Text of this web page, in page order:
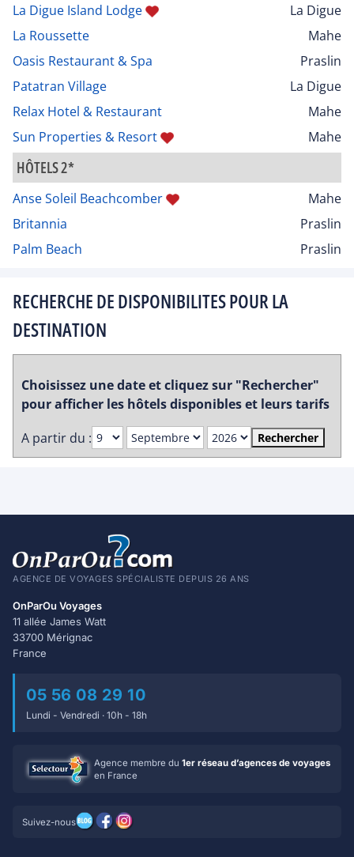
La Digue Island Lodge
La Digue
La Roussette
Mahe
Oasis Restaurant & Spa
Praslin
Patatran Village
La Digue
Relax Hotel & Restaurant
Mahe
Sun Properties & Resort
Mahe
HÔTELS 2*
Anse Soleil Beachcomber
Mahe
Britannia
Praslin
Palm Beach
Praslin
RECHERCHE DE DISPONIBILITES POUR LA
DESTINATION
Choisissez une date et cliquez sur "Rechercher"
pour afficher les hôtels disponibles et leurs tarifs
A partir du :
Rechercher
AGENCE DE VOYAGES SPÉCIALISTE DEPUIS 26 ANS
OnParOu Voyages
11 allée James Watt
33700 Mérignac
France
05 56 08 29 10
Lundi - Vendredi · 10h - 18h
Agence membre du 1er réseau d’agences de voyages
en France
Suivez-nous